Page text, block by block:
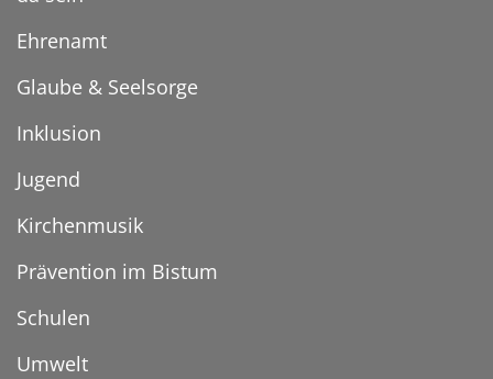
Ehrenamt
Glaube & Seelsorge
Inklusion
Jugend
Kirchenmusik
Prävention im Bistum
Schulen
Umwelt